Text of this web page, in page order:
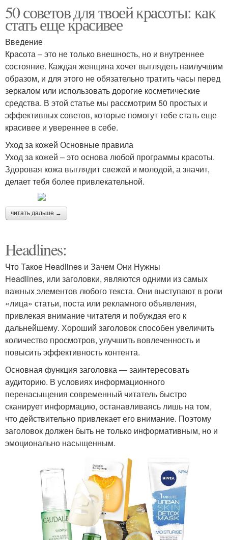
50 советов для твоей красоты: как
стать еще красивее
Введение
Красота – это не только внешность, но и внутреннее
состояние. Каждая женщина хочет выглядеть наилучшим
образом, и для этого не обязательно тратить часы перед
зеркалом или использовать дорогие косметические
средства. В этой статье мы рассмотрим 50 простых и
эффективных советов, которые помогут тебе стать еще
красивее и увереннее в себе.
Уход за кожей Основные правила
Уход за кожей – это основа любой программы красоты.
Здоровая кожа выглядит свежей и молодой, а значит,
делает тебя более привлекательной.
читать дальше →
Headlines:
Что Такое Headlines и Зачем Они Нужны
Headlines, или заголовки, являются одними из самых
важных элементов любого текста. Они выступают в роли
«лица» статьи, поста или рекламного объявления,
привлекая внимание читателя и побуждая его к
дальнейшему. Хороший заголовок способен увеличить
количество просмотров, улучшить вовлеченность и
повысить эффективность контента.
Основная функция заголовка — заинтересовать
аудиторию. В условиях информационного
перенасыщения современный читатель быстро
сканирует информацию, останавливаясь лишь на том,
что действительно привлекает его внимание. Поэтому
заголовок должен быть не только информативным, но и
эмоционально насыщенным.